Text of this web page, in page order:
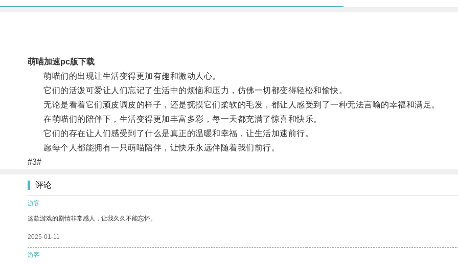
萌喵加速pc版下载
萌喵们的出现让生活变得更加有趣和激动人心。
它们的活泼可爱让人们忘记了生活中的烦恼和压力，仿佛一切都变得轻松和愉快。
无论是看着它们顽皮调皮的样子，还是抚摸它们柔软的毛发，都让人感受到了一种无法言喻的幸福和满足。
在萌喵们的陪伴下，生活变得更加丰富多彩，每一天都充满了惊喜和快乐。
它们的存在让人们感受到了什么是真正的温暖和幸福，让生活加速前行。
愿每个人都能拥有一只萌喵陪伴，让快乐永远伴随着我们前行。
#3#
评论
游客
这款游戏的剧情非常感人，让我久久不能忘怀。
2025-01-11
游客